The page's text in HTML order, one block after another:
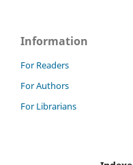
Information
For Readers
For Authors
For Librarians